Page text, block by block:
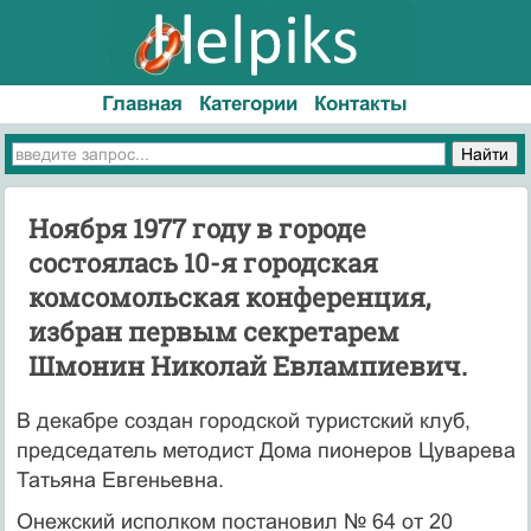
Главная Категории Контакты
Ноября 1977 году в городе
состоялась 10-я городская
комсомольская конференция,
избран первым секретарем
Шмонин Николай Евлампиевич.
В декабре создан городской туристский клуб,
председатель методист Дома пионеров Цуварева
Татьяна Евгеньевна.
Онежский исполком постановил № 64 от 20